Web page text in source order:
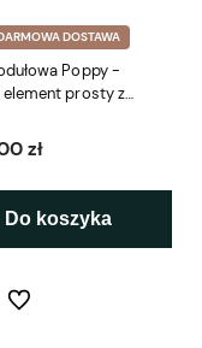
DOSTAWA
Poppy -
element prosty z
zł
Do koszyka
Do ulubionych